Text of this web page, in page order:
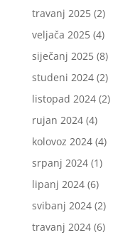
travanj 2025(2)
veljača 2025(4)
siječanj 2025(8)
studeni 2024(2)
listopad 2024(2)
rujan 2024(4)
kolovoz 2024(4)
srpanj 2024(1)
lipanj 2024(6)
svibanj 2024(2)
travanj 2024(6)